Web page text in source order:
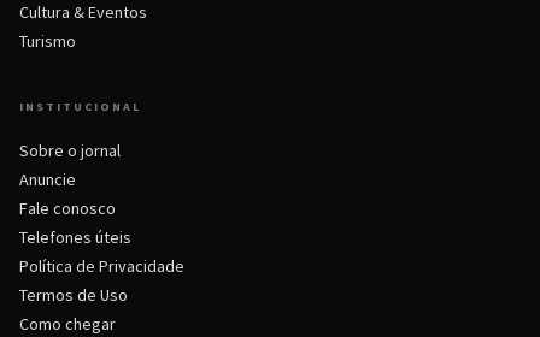
Cultura & Eventos
Turismo
INSTITUCIONAL
Sobre o jornal
Anuncie
Fale conosco
Telefones úteis
Política de Privacidade
Termos de Uso
Como chegar